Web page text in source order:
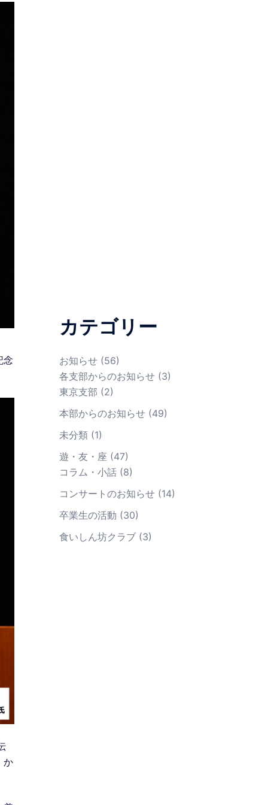
念
か
カテゴリー
お知らせ(56)
各支部からのお知らせ(3)
東京支部 (2)
本部からのお知らせ(49)
未分類(1)
遊・友・座 (47)
コラム・小話(8)
コンサートのお知らせ(14)
卒業生の活動 (30)
食いしん坊クラブ(3)